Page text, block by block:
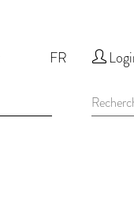
FR
pour :